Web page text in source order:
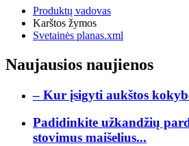
Produktų vadovas
Karštos žymos
Svetainės planas.xml
Naujausios naujienos
– Kur įsigyti aukštos
Padidinkite užkandžių
stovimus maišelius...